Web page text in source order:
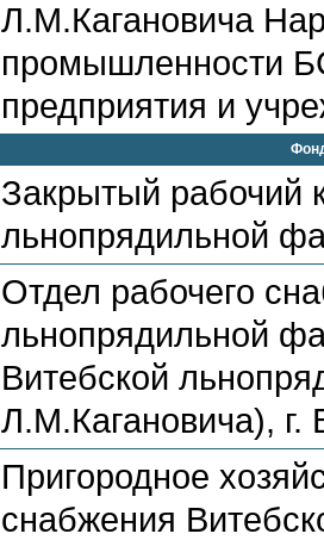
Л.М.Кагановича
промышленности
предприятия и
Закрытый рабочий
льнопрядильной
Отдел рабочего
льнопрядильной
Витебской
Л.М.Кагановича),
Пригородное
снабжения